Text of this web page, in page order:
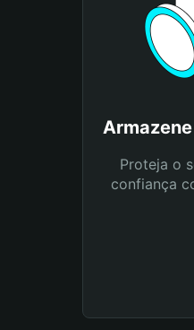
Armazene
Proteja o
confiança